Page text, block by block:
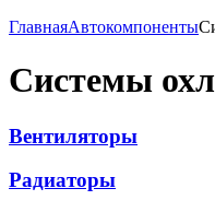
ГлавнаяАвтокомпоненты
Системы
Вентиляторы
Радиаторы